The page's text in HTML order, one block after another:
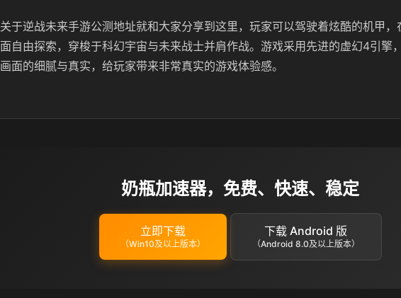
关于逆战未来手游公测地址就和大家分享到这里，玩家可以驾驶着炫酷的机甲，
面自由探索，穿梭于科幻宇宙与未来战士并肩作战。游戏采用先进的虚幻4引擎
画面的细腻与真实，给玩家带来非常真实的游戏体验感。
奶瓶加速器，免费、快速、稳定
立即下载
（Win10及以上版本）
下载 Android 版
（Android 8.0及以上版本）